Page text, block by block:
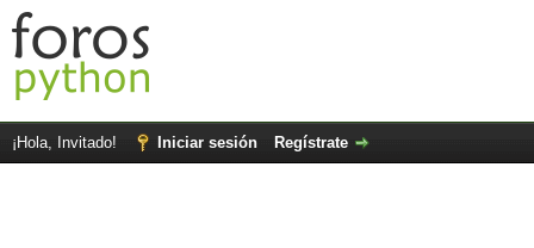
¡Hola, Invitado! Iniciar sesión Regístrate